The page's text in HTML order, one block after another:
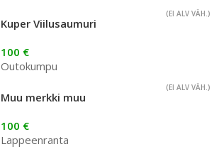
(EI ALV VÄH.)
Kuper Viilusaumuri
100 €
Outokumpu
(EI ALV VÄH.)
Muu merkki muu
100 €
Lappeenranta